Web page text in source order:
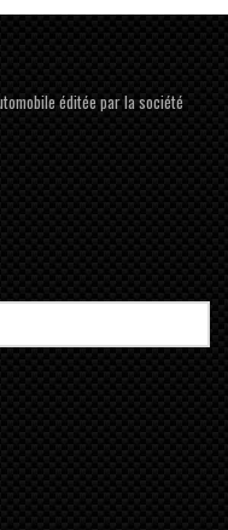
éditée par la société